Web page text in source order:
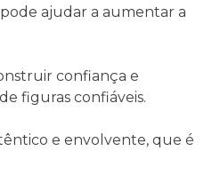
ajudar a aumentar a
confiança e
figuras confiáveis.
e envolvente, que é